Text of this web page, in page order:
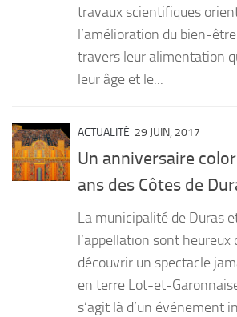
travaux scientifiques
l’amélioration du bien-
travers leur alimentation
leur âge et le...
ACTUALITÉ 29 JUIN, 2017
Un anniversaire
ans des Côtes de
La municipalité de Duras
l’appellation sont heureux
découvrir un spectacle
en terre Lot-et-
s’agit là d’un événement